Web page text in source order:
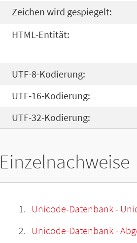
Zeichen wird gespiegelt:
HTML-Entität:
UTF-8-Kodierung:
UTF-16-Kodierung:
UTF-32-Kodierung:
Einzelnachweise
Unicode-Datenbank -
Unicode-Datenbank -